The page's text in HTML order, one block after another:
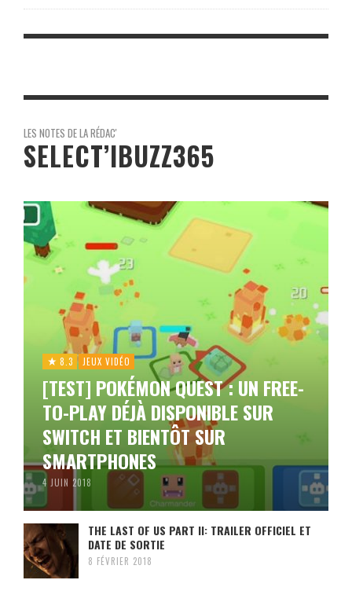
LES NOTES DE LA RÉDAC'
SELECT’IBUZZ365
8.3 JEUX VIDÉO
[TEST] POKÉMON QUEST : UN FREE-
TO-PLAY DÉJÀ DISPONIBLE SUR
SWITCH ET BIENTÔT SUR
SMARTPHONES
4 JUIN 2018
THE LAST OF US PART II: TRAILER OFFICIEL ET
DATE DE SORTIE
8 FÉVRIER 2018